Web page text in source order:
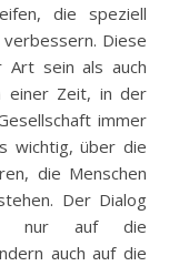
die speziell
Diese
Art sein als auch
einer Zeit, in der
immer
wichtig, über die
die Menschen
Der Dialog
nur auf die
auch auf die